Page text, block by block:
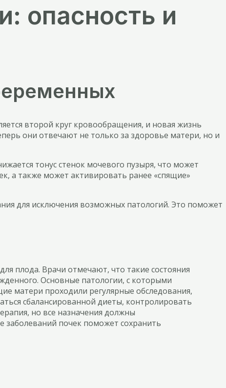
опасность и
второй круг кровообращения, и новая жизнь
они отвечают не только за здоровье матери, но и
тонус стенок мочевого пузыря, что может
а также может активировать ранее «спящие»
для исключения возможных патологий. Это поможет
плода. Врачи отмечают, что такие состояния
Основные патологии, с которыми
матери проходили регулярные обследования,
сбалансированной диеты, контролировать
но все назначения должны
заболеваний почек поможет сохранить